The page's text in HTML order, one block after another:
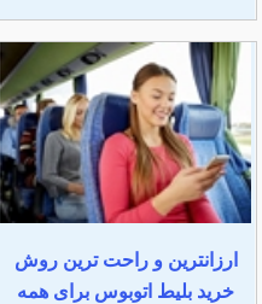
ارزانترین و راحت ترین روش
خرید بلیط اتوبوس برای همه